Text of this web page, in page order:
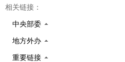
相关链接：
中央部委
地方外办
重要链接